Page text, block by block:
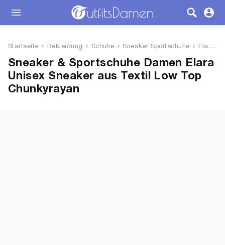
Bekleidung
Wäsche
Startseite Bekleidung Schuhe Sneaker Sportschuhe Elara Unisex Sneaker aus Texti...
Sneaker & Sportschuhe Damen Elara
Unisex Sneaker aus Textil Low Top
Chunkyrayan